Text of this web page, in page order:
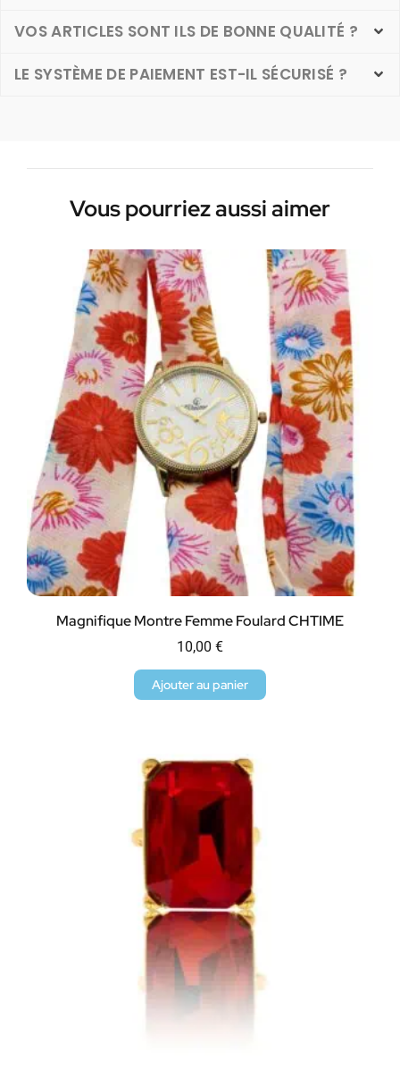
VOS ARTICLES SONT ILS DE BONNE QUALITÉ ?
LE SYSTÈME DE PAIEMENT EST-IL SÉCURISÉ ?
Vous pourriez aussi aimer
Magnifique Montre Femme Foulard CHTIME
10,00 €
Ajouter au panier